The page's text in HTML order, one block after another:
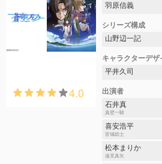
4.0
羽原信義
シリーズ構成
山野辺一記
キャラクターデザ
平井久司
出演者
石井真
真壁一騎
喜安浩平
皆城総士
松本まりか
遠見真矢